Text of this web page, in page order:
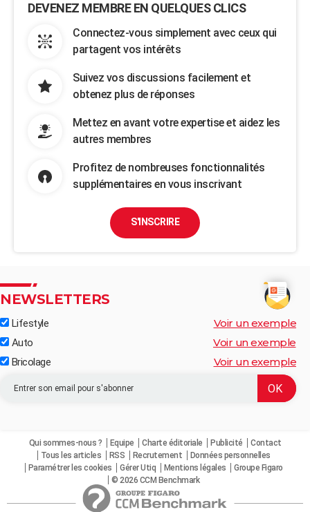
DEVENEZ MEMBRE EN QUELQUES CLICS
Connectez-vous simplement avec ceux qui
partagent vos intérêts
Suivez vos discussions facilement et
obtenez plus de réponses
Mettez en avant votre expertise et aidez les
autres membres
Profitez de nombreuses fonctionnalités
supplémentaires en vous inscrivant
S'INSCRIRE
NEWSLETTERS
Lifestyle Voir un exemple
Auto Voir un exemple
Bricolage Voir un exemple
Qui sommes-nous ? Equipe Charte éditoriale Publicité
Contact
Tous les articles
RSS Recrutement
Données personnelles
Paramétrer les cookies
Gérer Utiq Mentions légales
Groupe Figaro
© 2026 CCM Benchmark